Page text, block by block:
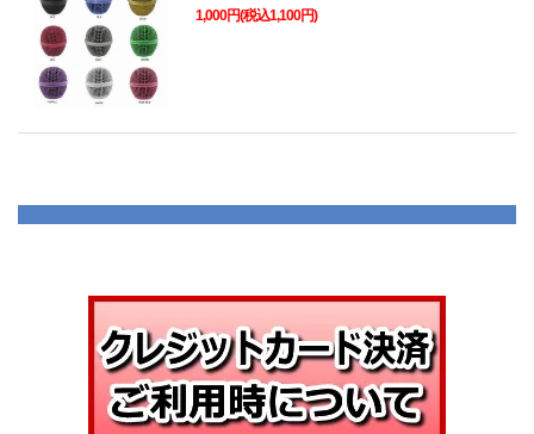
1,000円(税込1,100円)